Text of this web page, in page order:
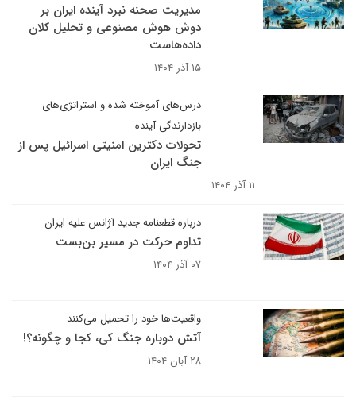
مدیریت صحنه نبرد آینده ایران بر
دوش هوش مصنوعی و تحلیل کلان
داده‌هاست
۱۵ آذر ۱۴۰۴
درس‌های آموخته شده و استراتژی‌های
بازدارندگی آینده
تحولات دکترین امنیتی اسرائیل پس از
جنگ ایران
۱۱ آذر ۱۴۰۴
درباره قطعنامه جدید آژانس علیه ایران
تداوم حرکت در مسیر بن‌بست
۰۷ آذر ۱۴۰۴
واقعیت‌ها خود را تحمیل می‌کنند
آتش دوباره جنگ کی، کجا و چگونه؟!
۲۸ آبان ۱۴۰۴